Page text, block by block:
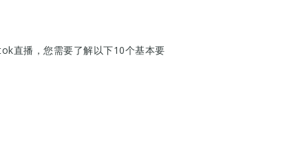
直播，您需要了解以下10个基本要